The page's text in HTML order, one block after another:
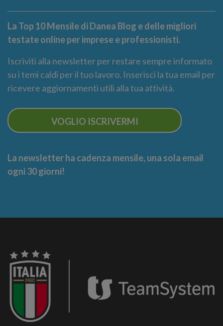
La Top 10 Mensile di Danea Blog e delle migliori
testate online per imprese e professionisti.
Iscriviti alla newsletter per restare sempre informato
su i temi caldi per il tuo lavoro. Inserisci la tua email per
ricevere aggiornamenti utili alla tua attività.
VOGLIO ISCRIVERMI
La newsletter ha cadenza mensile, una sola email
ogni 30 giorni!